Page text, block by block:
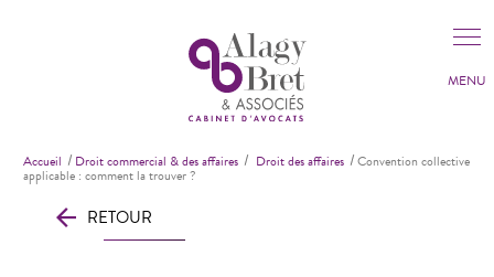
Accueil Droit commercial & des affaires Droit des affaires Convention collective
applicable : comment la trouver ?
RETOUR